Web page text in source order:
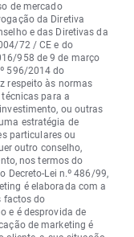
de mercado
da Diretiva
e das Diretivas da
72 / CE e do
958 de 9 de março
596/2014 do
respeito às normas
para a
ou outras
estratégia de
particulares ou
outro conselho,
nos termos do
Decreto-Lei n.º 486/99,
é elaborada com a
factos do
e é desprovida de
de marketing é